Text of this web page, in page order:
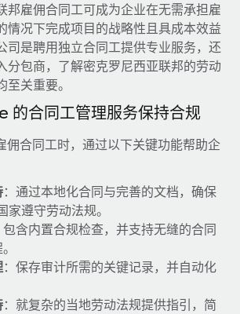
与合规方面的专家帮助
程
和跟踪 IT 设备
即将推出
自动化咨询
Remote
the evolution of TheyDo, a pioneering
platform that has...
strategic partnership with
management and
are key to maintaining
continues to expand in response
today’s labor market, the...
邦雇佣合同工可成为企业在无需承担雇
情况下完成项目的战略性且具成本效益
司是聘用独立合同工提供专业服务，还
分包商，了解密克罗尼西亚联邦的劳动
关重要。
的合同工管理服务保持合规
佣合同工时，通过以下关键功能帮助企
：通过本地化合同与完善的文档，确保
遵守劳动法规。
包含内置合规检查，并支持无缝的合同
：保存审计所需的关键记录，并自动化
：就复杂的当地劳动法规提供指引，简